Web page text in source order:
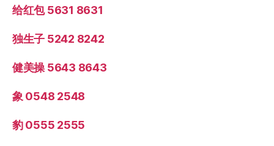
给红包 5631 8631
独生子 5242 8242
健美操 5643 8643
象 0548 2548
豹 0555 2555